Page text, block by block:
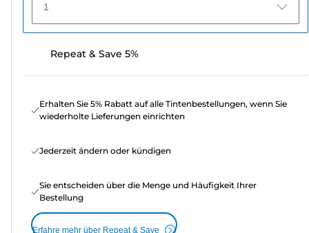
1
Repeat & Save 5%
Erhalten Sie 5% Rabatt auf alle Tintenbestellungen, wenn Sie
wiederholte Lieferungen einrichten
Jederzeit ändern oder kündigen
Sie entscheiden über die Menge und Häufigkeit Ihrer
Bestellung
Erfahre mehr über Repeat & Save